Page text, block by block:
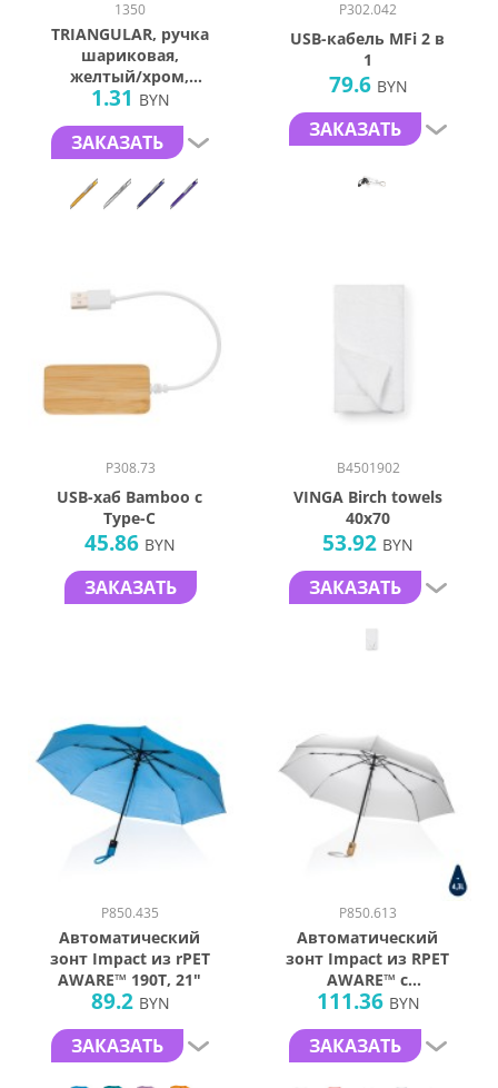
1350
TRIANGULAR, ручка
шариковая,
желтый/хром,
металл
1.31 BYN
ЗАКАЗАТЬ
P302.042
USB-кабель MFi 2 в
1
79.6 BYN
ЗАКАЗАТЬ
P308.73
USB-хаб Bamboo с
Type-C
45.86 BYN
ЗАКАЗАТЬ
B4501902
VINGA Birch towels
40x70
53.92 BYN
ЗАКАЗАТЬ
P850.435
Автоматический
зонт Impact из rPET
AWARE™ 190T, 21"
89.2 BYN
ЗАКАЗАТЬ
P850.613
Автоматический
зонт Impact из RPET
AWARE™ с
бамбуковой
111.36 BYN
ЗАКАЗАТЬ